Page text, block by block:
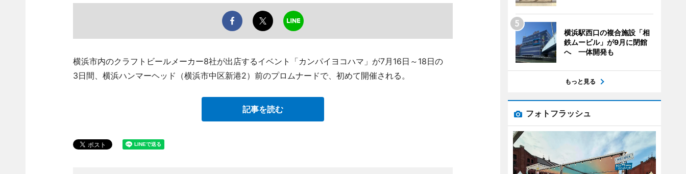
横浜市内のクラフトビールメーカー8社が出店するイベント「カンパイヨコハマ」が7月16日～18日の
3日間、横浜ハンマーヘッド（横浜市中区新港2）前のプロムナードで、初めて開催される。
記事を読む
横浜駅西口の複合施設「相
鉄ムービル」が9月に閉館
へ 一体開発も
もっと見る
フォトフラッシュ